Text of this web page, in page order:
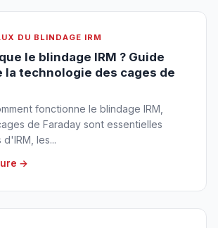
DU BLINDAGE IRM
le blindage IRM ? Guide
la technologie des cages de
fonctionne le blindage IRM,
de Faraday sont essentielles
les...
→